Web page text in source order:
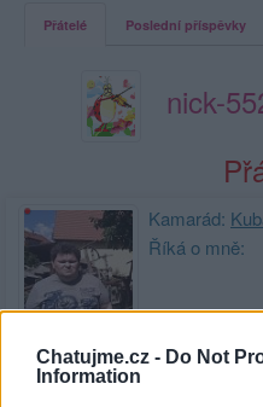
Chatujme.cz - Do Not
Information
Přátelé Poslední příspěvky
nick-
Kamarád:
Říká o mně: